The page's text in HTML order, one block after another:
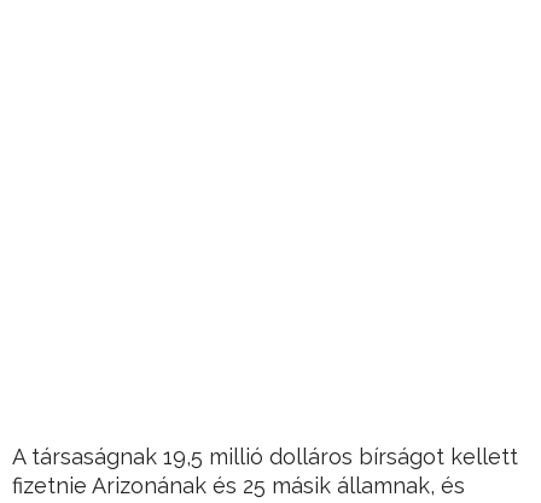
A társaságnak 19,5 millió dolláros bírságot kellett
fizetnie Arizonának és 25 másik államnak, és